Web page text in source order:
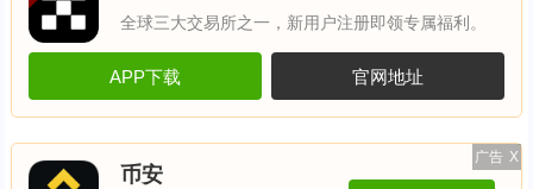
全球三大交易所之一，新用户注册即领专属福利。
APP下载 官网地址
广告 X
币安